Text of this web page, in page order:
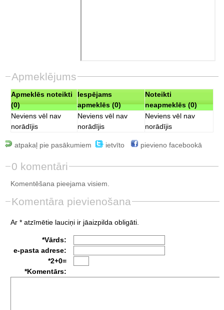
Apmeklējums
Apmeklēs noteikti
(0)
Iespējams
apmeklēs (0)
Noteikti
neapmeklēs (0)
Neviens vēl nav
norādījis
Neviens vēl nav
norādījis
Neviens vēl nav
norādījis
atpakaļ pie pasākumiem ietvīto pievieno facebookā
0 komentāri
Komentēšana pieejama visiem.
Komentāra pievienošana
Ar * atzīmētie lauciņi ir jāaizpilda obligāti.
*Vārds:
e-pasta adrese:
*2+0=
*Komentārs: